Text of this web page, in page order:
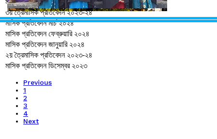
৩য় ত্রৈমাসিক প্রতিবেদন ২০২৩-২৪
মাসিক প্রতিবেদন মার্চ ২০২৪
মাসিক প্রতিবেদন ফেব্রুয়ারি ২০২৪
মাসিক প্রতিবেদন জানুয়ারি ২০২৪
২য় ত্রৈমাসিক প্রতিবেদন ২০২৩-২৪
মাসিক প্রতিবেদন ডিসেম্বর ২০২৩
Previous
1
2
3
4
Next